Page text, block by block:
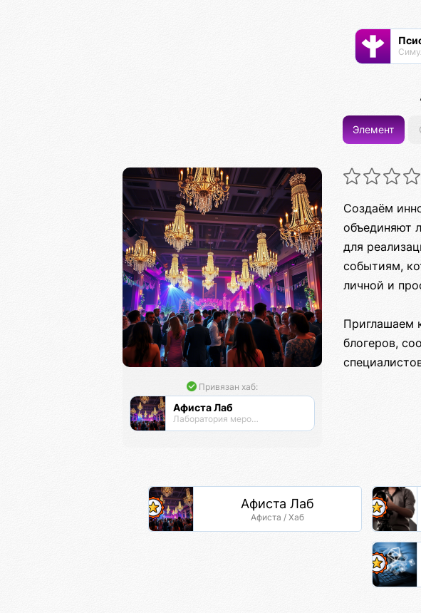
Элемент
Привязан хаб:
Афиста Лаб
Создаём
объединяют
для
событиям,
личной и
Приглашаем
блогеров,
Афиста Лаб
Афиста / Хаб